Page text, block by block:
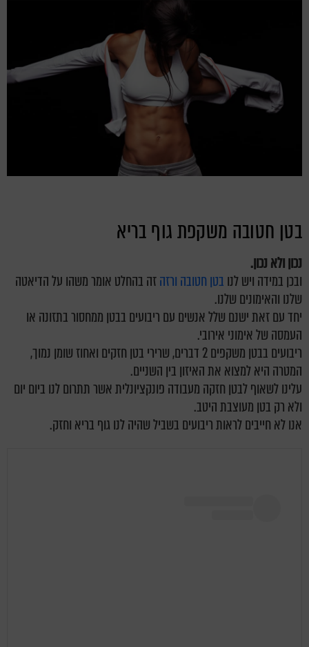
בטן חטובה משקפת גוף בריא
נכון ולא נכון.
ובכן במידה ויש לנו בטן חטובה ורזהזה בהחלט אומר משהו על הדיאטה
שלנו והאימונים שלנו.
יחד עם זאת ישנם שלל אנשים עם ריבועים בבטן ממחסור בתזונה או
העמסה של אימוני אירובי.
ריבועים בבטן משקפים 2 דברים, שרירי בטן חזקים ואחוז שומן נמוך,
המטרה היא למצוא את האיזון בין השניים.
עלינו לשאוף לבטן חזקה מעבודה פונקציונלית אשר תתרום לנו ביום יום
ולא רק בטן מעוצבת היטב.
אנו לא חייבים לראות ריבועים בשביל שהיה לנו גוף בריא וחזק.